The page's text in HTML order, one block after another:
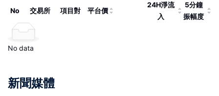
No 交易所 項目對 平台價
24H淨流
入
5分鐘
振幅度
No data
新聞媒體